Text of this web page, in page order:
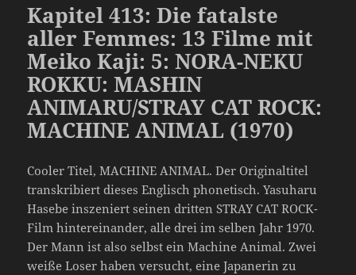
Kapitel 413: Die fatalste
aller Femmes: 13 Filme mit
Meiko Kaji: 5: NORA-NEKU
ROKKU: MASHIN
ANIMARU/STRAY CAT ROCK:
MACHINE ANIMAL (1970)
Cooler Titel, MACHINE ANIMAL. Der Originaltitel
transkribiert dieses Englisch phonetisch. Yasuharu
Hasebe inszeniert seinen dritten STRAY CAT ROCK-
Film hintereinander, alle drei im selben Jahr 1970.
Der Mann ist also selbst ein Machine Animal. Zwei
weiße Loser haben versucht, eine Japanerin zu